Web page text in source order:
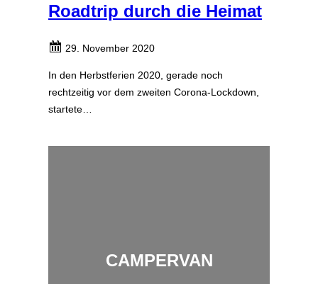
Roadtrip durch die Heimat
29. November 2020
In den Herbstferien 2020, gerade noch
rechtzeitig vor dem zweiten Corona-Lockdown,
startete…
CAMPERVAN